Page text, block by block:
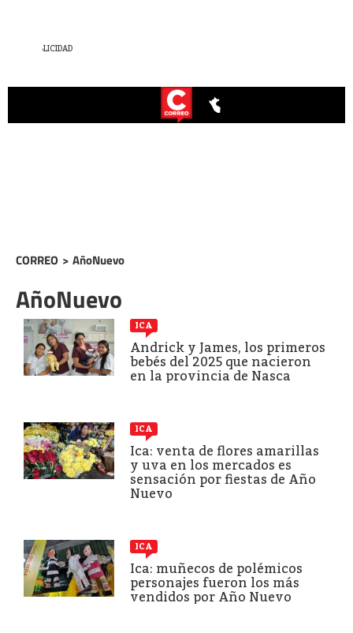
CORREO > AñoNuevo
AñoNuevo
ICA
Andrick y James, los primeros
bebés del 2025 que nacieron
en la provincia de Nasca
ICA
Ica: venta de flores amarillas
y uva en los mercados es
sensación por fiestas de Año
Nuevo
ICA
Ica: muñecos de polémicos
personajes fueron los más
vendidos por Año Nuevo